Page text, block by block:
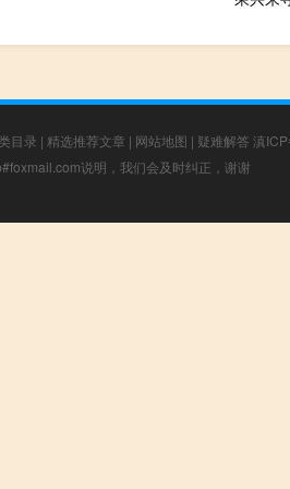
目录 | 精选推荐文章 | 网站地图 | 疑难解答 滇
说明，我们会及时纠正，谢谢